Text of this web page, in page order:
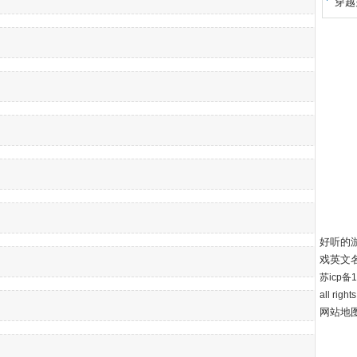
好听的
戏英文
苏icp备
all
网站地